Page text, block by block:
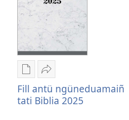
Chumngechi
entual
fillque
Huercülelngeal
Fill
antü
Fill antü ngüneduamaiñ
tati Biblia 2025